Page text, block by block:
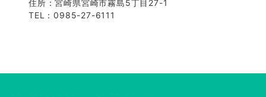
住所：宮崎県宮崎市霧島5丁目27-1
TEL：0985-27-6111